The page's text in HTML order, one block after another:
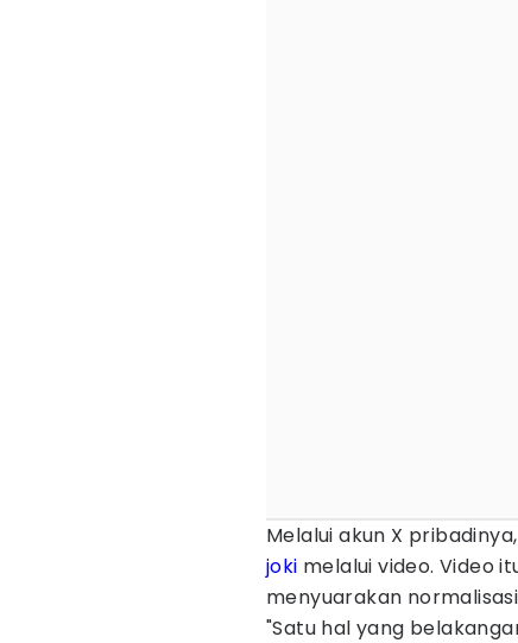
Melalui akun X
joki melalui video. Video
menyuarakan
"Satu hal yang